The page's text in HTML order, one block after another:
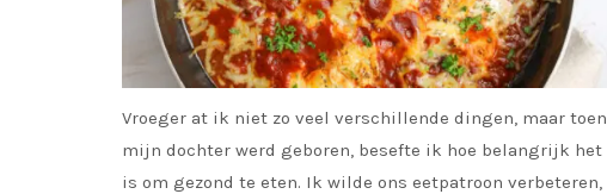
Vroeger at ik niet zo veel verschillende dingen, maar toen
mijn dochter werd geboren, besefte ik hoe belangrijk het
is om gezond te eten. Ik wilde ons eetpatroon verbeteren,